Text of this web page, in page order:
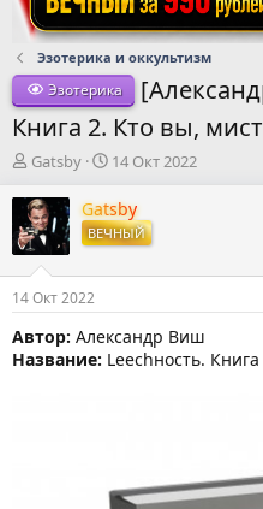
Эзотерика и оккультизм
Эзотерика
Книга 2. Кто вы,
А
т
о
р
т
е
м
ы
Gatsby
Д
т
а
н
а
л
а
14 Окт 2022
Gatsby
ВЕЧНЫЙ
14 Окт 2022
Автор: Александр Виш
Название: Leechность.